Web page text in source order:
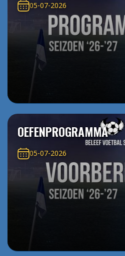
05-07-2026
OEFENPROGRAMMA
05-07-2026